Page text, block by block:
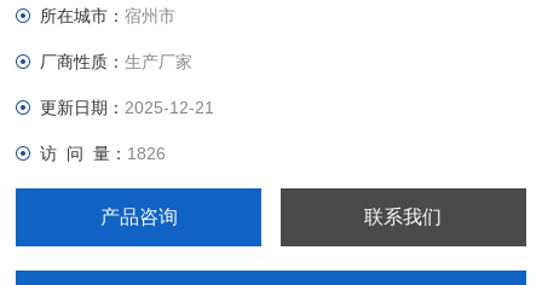
真空法兰，真空管件，真空弯头，真空三通，真空大小头，ISO
所在城市：宿州市
厂商性质：生产厂家
更新日期： 2025-12-21
访 问 量： 1826
产品咨询 联系我们